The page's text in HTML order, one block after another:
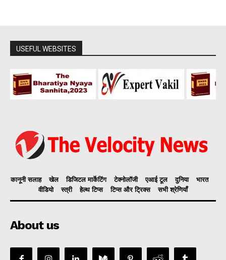
USEFUL WEBSITES
कानूनी सलाह खेल डिजिटल मार्केटिंग टेक्नोलॉजी एआई टूल दुनिया
भारत
वीडियो
स्त्री हेल्थ टिप्स टिप्स और ट्रिक्स सभी श्रेणियाँ
About us